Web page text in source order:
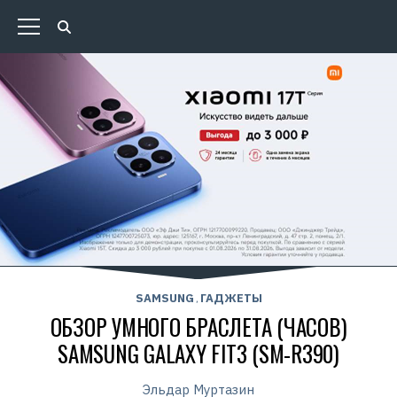
SAMSUNG , ГАДЖЕТЫ
ОБЗОР УМНОГО БРАСЛЕТА (ЧАСОВ)
SAMSUNG GALAXY FIT3 (SM-R390)
Эльдар Муртазин